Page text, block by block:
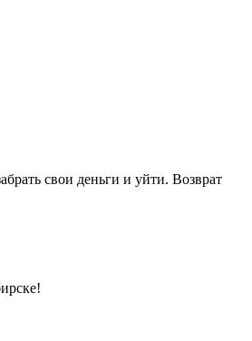
свои деньги и уйти. Возврат